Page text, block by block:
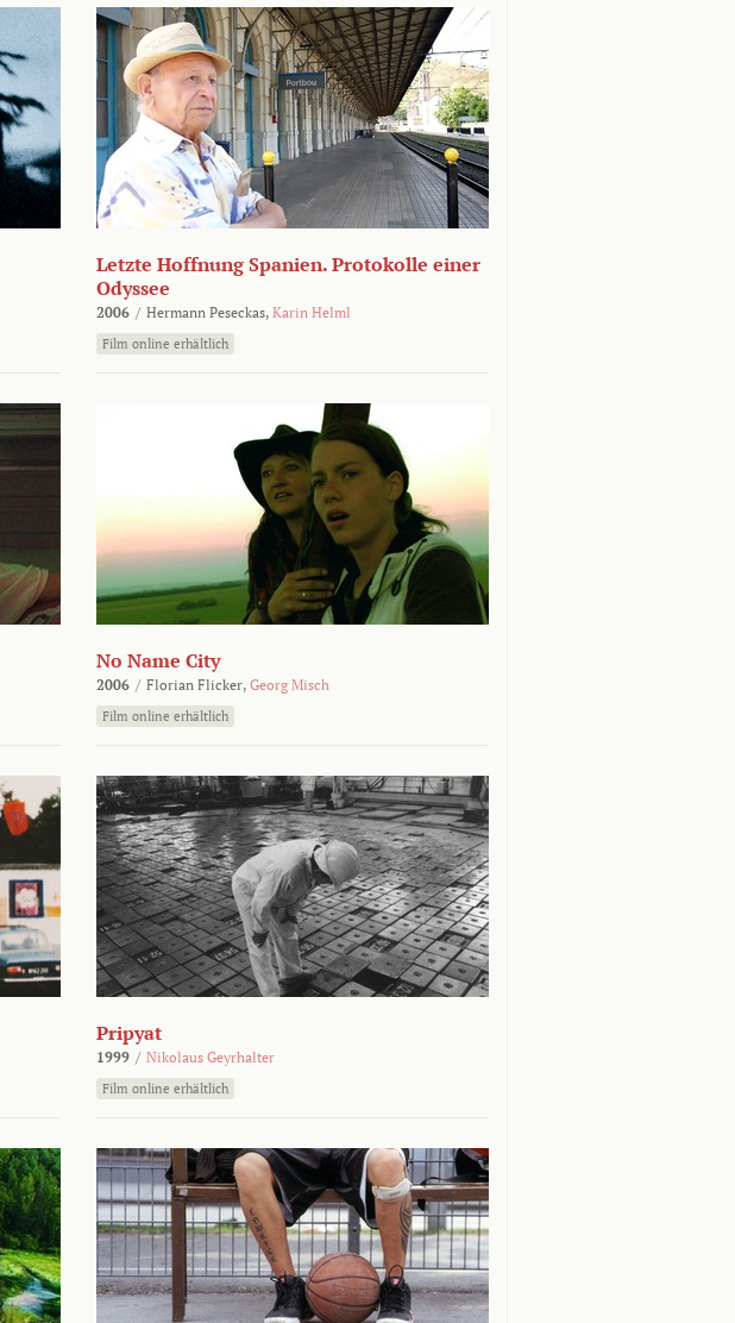
Letzte Hoffnung Spanien. Protokolle einer
Odyssee
2006 / Hermann Peseckas, Karin Helml
Film online erhältlich
No Name City
2006 / Florian Flicker, Georg Misch
Film online erhältlich
Pripyat
1999 / Nikolaus Geyrhalter
Film online erhältlich